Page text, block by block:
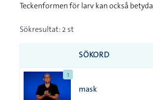
Teckenformen för larv kan också betyda
Sökresultat: 2 st
SÖKORD
1
mask